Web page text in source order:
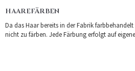
HAAREFÄRBEN
Da das Haar bereits in der Fabrik
nicht zu färben. Jede Färbung erfolgt auf